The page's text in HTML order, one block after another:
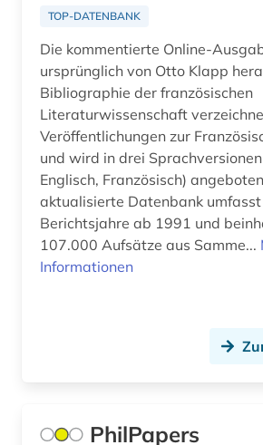
brülow, kaspar | schriftsteller;
dramatiker (1)
buch (1)
buchhandel (2)
buchrolle (1)
buchwesen (3)
byzanz (1)
Palaestina (1)
Polen (8)
Portugal (2)
Rumänien (3)
Russland, Sowjetunion (8)
Schleswig-Holstein (1)
Schweden (1)
Slowakei (7)
TOP-DATENBANK
Die kommentierte Online-
ursprünglich von Otto Klapp
Bibliographie der französischen
Literaturwissenschaft
Veröffentlichungen zur
und wird in drei
Englisch, Französisch)
aktualisierte Datenbank
Berichtsjahre ab 1991 und
107.000 Aufsätze aus Samme...
Informationen
PhilPapers